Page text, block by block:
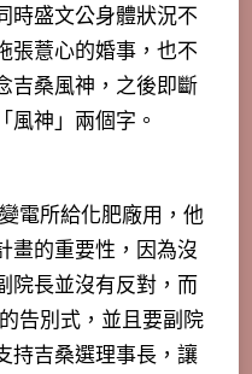
時盛文公身體狀況不
張薏心的婚事，也不
吉桑風神，之後即斷
風神」兩個字。
電所給化肥廠用，他
畫的重要性，因為沒
院長並沒有反對，而
告別式，並且要副院
持吉桑選理事長，讓